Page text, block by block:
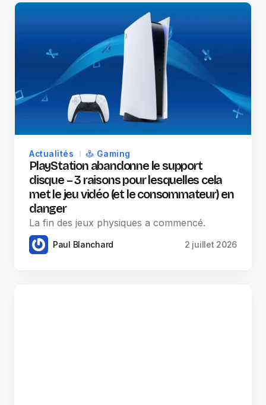
Actualités Gaming
PlayStation abandonne le support
disque – 3 raisons pour lesquelles cela
met le jeu vidéo (et le consommateur) en
danger
La fin des jeux physiques a commencé.
Paul Blanchard 2 juillet 2026